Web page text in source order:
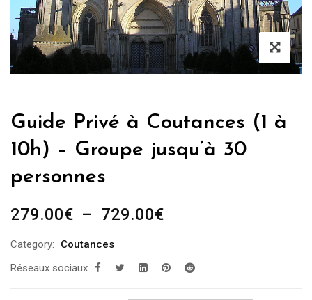
Guide Privé à Coutances (1 à
10h) – Groupe jusqu’à 30
personnes
279.00€ – 729.00€Plage
279.00€
Category:
Coutances
Réseaux sociaux